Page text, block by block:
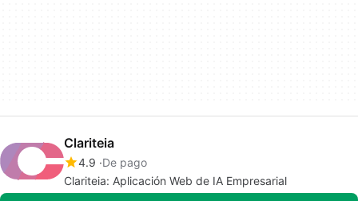
Clariteia
4.9 De pago
Clariteia: Aplicación Web de IA Empresarial